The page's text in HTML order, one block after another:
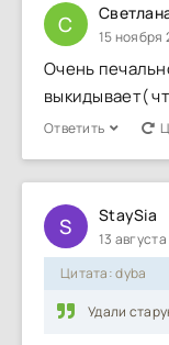
С 15 ноября
Очень
выкидывает(
Ответить
S StaySia
13
Цитата: dyba
Удали